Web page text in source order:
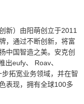
新）由阳萌创立于2011
，通过不断创新，将富
中国智造之美。安克创
出eufy、 Roav、
拓宽业务领域，并在智
表现，拥有全球100多